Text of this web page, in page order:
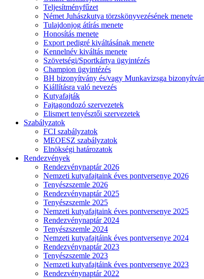
Teljesítményfűzet
Német Juhászkutya törzskönyvezésének menete
Tulajdonjog átírás menete
Honosítás menete
Export pedigré kiváltásának menete
Kennelnév kiváltás menete
Szövetségi/Sportkártya ügyintézés
Champion ügyintézés
BH bizonyítvány és/vagy Munkavizsga
Kiállításra való nevezés
Kutyafajták
Fajtagondozó szervezetek
Elismert tenyésztői szervezetek
Szabályzatok
FCI szabályzatok
MEOESZ szabályzatok
Elnökségi határozatok
Rendezvények
Rendezvénynaptár 2026
Nemzeti kutyafajtaink éves pontversenye 2026
Tenyészszemle 2026
Rendezvénynaptár 2025
Tenyészszemle 2025
Nemzeti kutyafajtaink éves pontversenye 2025
Rendezvénynaptár 2024
Tenyészszemle 2024
Nemzeti kutyafajtáink éves pontversenye 2024
Rendezvénynaptár 2023
Tenyészszemle 2023
Nemzeti kutyafajtáink éves pontversenye 2023
Rendezvénynaptár 2022